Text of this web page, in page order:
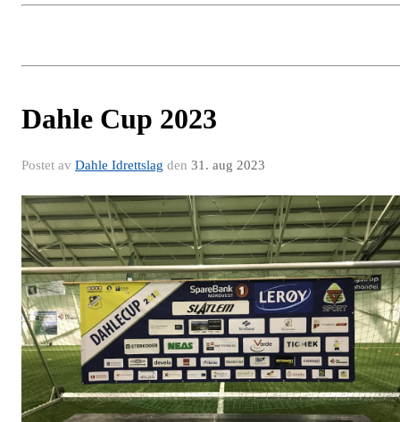
Dahle Cup 2023
Postet av Dahle Idrettslag den 31. aug 2023